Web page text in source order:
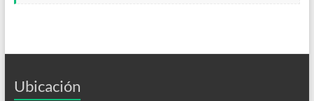
Ubicación